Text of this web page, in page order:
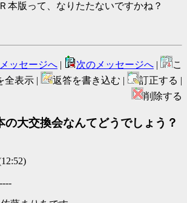
本版って、なりたたないですかね？
ッセージへ | 次のメッセージへ |
こ
全表示 |
返答を書き込む |
訂正する |
削除する
の大交換会なんてどうでしょう？